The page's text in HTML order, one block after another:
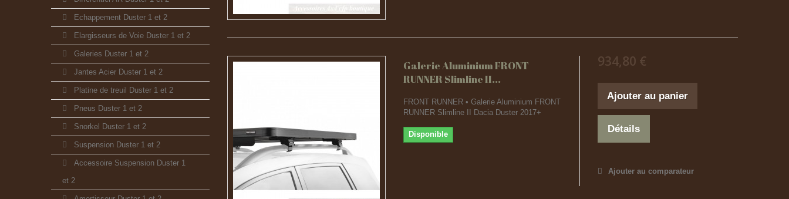
Echappement Duster 1 et 2
Elargisseurs de Voie Duster 1 et 2
Galeries Duster 1 et 2
Jantes Acier Duster 1 et 2
Platine de treuil Duster 1 et 2
Pneus Duster 1 et 2
Snorkel Duster 1 et 2
Suspension Duster 1 et 2
Accessoire Suspension Duster 1
et 2
Galerie Aluminium FRONT
RUNNER Slimline II...
FRONT RUNNER • Galerie Aluminium FRONT
RUNNER Slimline II Dacia Duster 2017+
Disponible
934,80 €
Ajouter au panier
Détails
Ajouter au comparateur